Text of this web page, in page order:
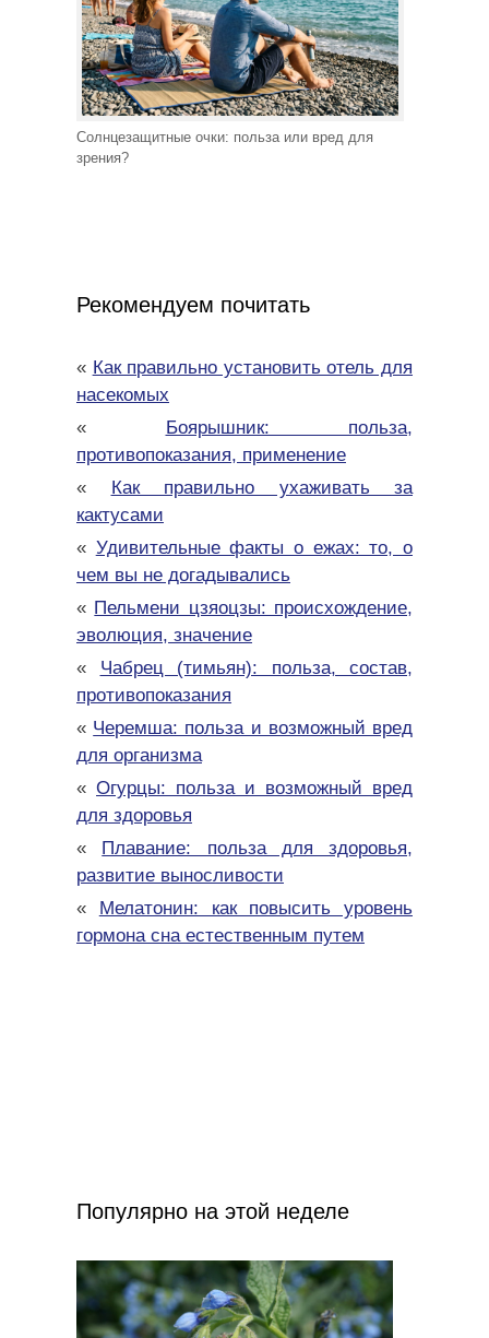
Солнцезащитные очки: польза или вред для
зрения?
Рекомендуем почитать
« Как правильно установить отель для
насекомых
« Боярышник: польза,
противопоказания, применение
« Как правильно ухаживать за
кактусами
« Удивительные факты о ежах: то, о
чем вы не догадывались
« Пельмени цзяоцзы: происхождение,
эволюция, значение
« Чабрец (тимьян): польза, состав,
противопоказания
« Черемша: польза и возможный вред
для организма
« Огурцы: польза и возможный вред
для здоровья
« Плавание: польза для здоровья,
развитие выносливости
« Мелатонин: как повысить уровень
гормона сна естественным путем
Популярно на этой неделе